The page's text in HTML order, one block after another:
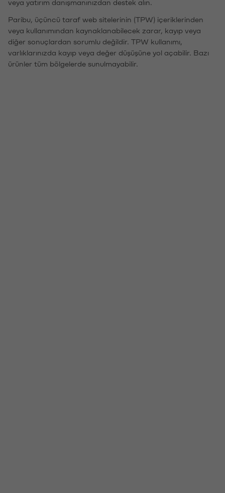
veya yatırım danışmanınızdan destek alın.
Paribu, üçüncü taraf web sitelerinin (TPW) içeriklerinden
veya kullanımından kaynaklanabilecek zarar, kayıp veya
diğer sonuçlardan sorumlu değildir. TPW kullanımı,
varlıklarınızda kayıp veya değer düşüşüne yol açabilir. Bazı
ürünler tüm bölgelerde sunulmayabilir.